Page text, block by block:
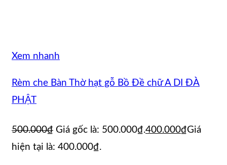
Xem nhanh
Rèm che Bàn Thờ hạt gỗ Bồ Đề chữ A DI ĐÀ
PHẬT
500.000₫ Giá gốc là: 500.000₫.400.000₫Giá
hiện tại là: 400.000₫.